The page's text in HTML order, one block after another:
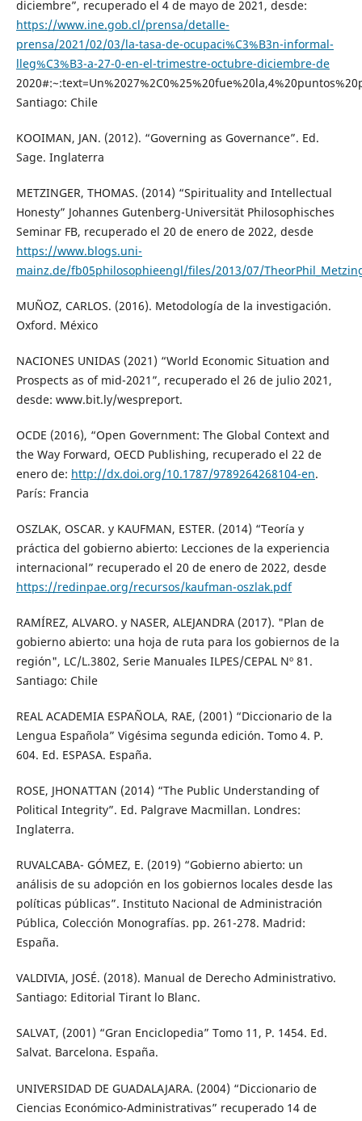
diciembre”, recuperado el 4 de mayo de 2021, desde:
https://www.ine.gob.cl/prensa/detalle-
prensa/2021/02/03/la-tasa-de-ocupaci%C3%B3n-informal-
lleg%C3%B3-a-27-0-en-el-trimestre-octubre-diciembre-de
Santiago: Chile
KOOIMAN, JAN. (2012). “Governing as Governance”. Ed.
Sage. Inglaterra
METZINGER, THOMAS. (2014) “Spirituality and Intellectual
Honesty” Johannes Gutenberg-Universität Philosophisches
Seminar FB, recuperado el 20 de enero de 2022, desde
https://www.blogs.uni-
mainz.de/fb05philosophieengl/files/2013/07/
MUÑOZ, CARLOS. (2016). Metodología de la investigación.
Oxford. México
NACIONES UNIDAS (2021) “World Economic Situation and
Prospects as of mid-2021”, recuperado el 26 de julio 2021,
desde: www.bit.ly/wespreport.
OCDE (2016), “Open Government: The Global Context and
the Way Forward, OECD Publishing, recuperado el 22 de
enero de: http://dx.doi.org/10.1787/9789264268104-en.
París: Francia
OSZLAK, OSCAR. y KAUFMAN, ESTER. (2014) “Teoría y
práctica del gobierno abierto: Lecciones de la experiencia
internacional” recuperado el 20 de enero de 2022, desde
https://redinpae.org/recursos/kaufman-oszlak.pdf
RAMÍREZ, ALVARO. y NASER, ALEJANDRA (2017). "Plan de
gobierno abierto: una hoja de ruta para los gobiernos de la
región", LC/L.3802, Serie Manuales ILPES/CEPAL Nº 81.
Santiago: Chile
REAL ACADEMIA ESPAÑOLA, RAE, (2001) “Diccionario de la
Lengua Española” Vigésima segunda edición. Tomo 4. P.
604. Ed. ESPASA. España.
ROSE, JHONATTAN (2014) “The Public Understanding of
Political Integrity”. Ed. Palgrave Macmillan. Londres:
Inglaterra.
RUVALCABA- GÓMEZ, E. (2019) “Gobierno abierto: un
análisis de su adopción en los gobiernos locales desde las
políticas públicas”. Instituto Nacional de Administración
Pública, Colección Monografías. pp. 261-278. Madrid:
España.
VALDIVIA, JOSÉ. (2018). Manual de Derecho Administrativo.
Santiago: Editorial Tirant lo Blanc.
SALVAT, (2001) “Gran Enciclopedia” Tomo 11, P. 1454. Ed.
Salvat. Barcelona. España.
UNIVERSIDAD DE GUADALAJARA. (2004) “Diccionario de
Ciencias Económico-Administrativas” recuperado 14 de